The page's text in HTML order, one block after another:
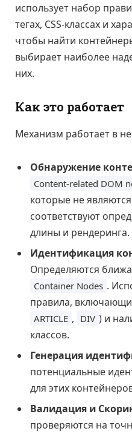
использует набор
тегах, CSS-классах и
чтобы найти
выбирает наиболее
них.
Как это работает
Механизм работает в
Обнаружение
Content-related DOM
которые не
соответствуют
длины и рендеринга.
Идентификация
Определяются
Container Nodes .
правила,
ARTICLE , DIV ) и
классов.
Генерация
потенциальные
для этих
Валидация и
проверяются на